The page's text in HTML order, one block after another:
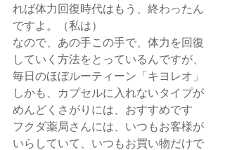
れば体力回復時代はもう、終わったん
ですよ。（私は）
なので、あの手この手で、体力を回復
していく方法をとっているんですが、
毎日のほぼルーティーン「キヨレオ」
しかも、カプセルに入れないタイプが
めんどくさがりには、おすすめです
フクダ薬局さんには、いつもお客様が
いらしていて、いつもお買い物だけで